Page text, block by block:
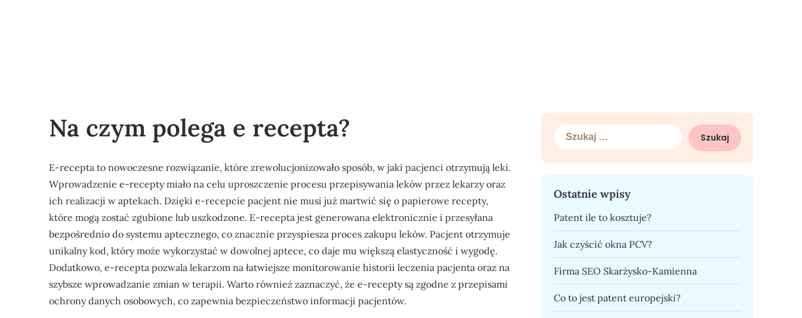
Na czym polega e recepta?
E-recepta to nowoczesne rozwiązanie, które zrewolucjonizowało sposób, w jaki pacjenci otrzymują leki.
Wprowadzenie e-recepty miało na celu uproszczenie procesu przepisywania leków przez lekarzy oraz
ich realizacji w aptekach. Dzięki e-recepcie pacjent nie musi już martwić się o papierowe recepty,
które mogą zostać zgubione lub uszkodzone. E-recepta jest generowana elektronicznie i przesyłana
bezpośrednio do systemu aptecznego, co znacznie przyspiesza proces zakupu leków. Pacjent otrzymuje
unikalny kod, który może wykorzystać w dowolnej aptece, co daje mu większą elastyczność i wygodę.
Dodatkowo, e-recepta pozwala lekarzom na łatwiejsze monitorowanie historii leczenia pacjenta oraz na
szybsze wprowadzanie zmian w terapii. Warto również zaznaczyć, że e-recepty są zgodne z przepisami
ochrony danych osobowych, co zapewnia bezpieczeństwo informacji pacjentów.
Szukaj:
Ostatnie wpisy
Patent ile to kosztuje?
Jak czyścić okna PCV?
Firma SEO Skarżysko-Kamienna
Co to jest patent europejski?